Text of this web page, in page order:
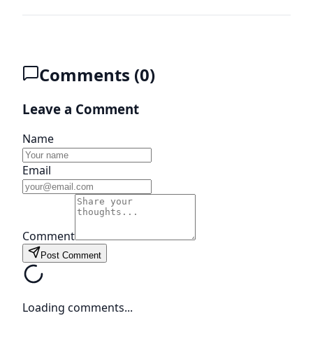
Comments (0)
Leave a Comment
Name
Email
Comment
Post Comment
Loading comments...